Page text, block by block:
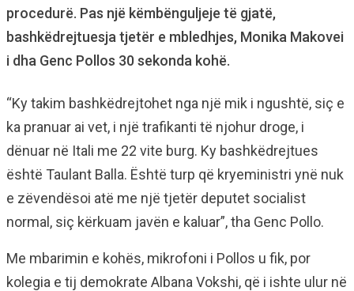
procedurë. Pas një këmbënguljeje të gjatë,
bashkëdrejtuesja tjetër e mbledhjes, Monika Makovei
i dha Genc Pollos 30 sekonda kohë.
“Ky takim bashkëdrejtohet nga një mik i ngushtë, siç e
ka pranuar ai vet, i një trafikanti të njohur droge, i
dënuar në Itali me 22 vite burg. Ky bashkëdrejtues
është Taulant Balla. Është turp që kryeministri ynë nuk
e zëvendësoi atë me një tjetër deputet socialist
normal, siç kërkuam javën e kaluar”, tha Genc Pollo.
Me mbarimin e kohës, mikrofoni i Pollos u fik, por
kolegia e tij demokrate Albana Vokshi, që i ishte ulur në